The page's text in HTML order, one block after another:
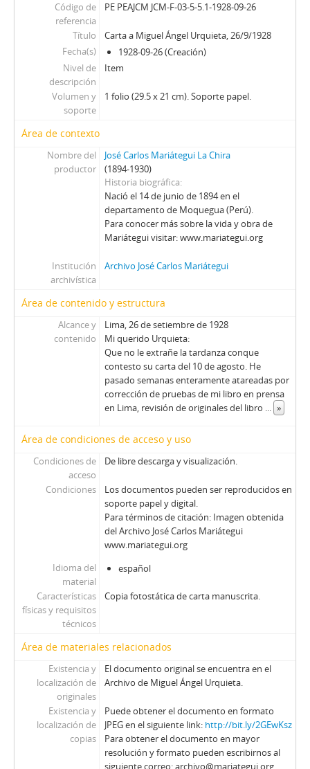
Código de
referencia
PE PEAJCM JCM-F-03-5-5.1-1928-09-26
Título
Carta a Miguel Ángel Urquieta, 26/9/1928
Fecha(s)
1928-09-26 (Creación)
Nivel de
descripción
Item
Volumen y
soporte
1 folio (29.5 x 21 cm). Soporte papel.
Área de contexto
Nombre del
productor
José Carlos Mariátegui La Chira
(1894-1930)
Historia biográfica
Nació el 14 de junio de 1894 en el
departamento de Moquegua (Perú).
Para conocer más sobre la vida y obra de
Mariátegui visitar: www.mariategui.org
Institución
archivística
Archivo José Carlos Mariátegui
Área de contenido y estructura
Alcance y
contenido
Lima, 26 de setiembre de 1928
Mi querido Urquieta:
Que no le extrañe la tardanza conque
contesto su carta del 10 de agosto. He
pasado semanas enteramente atareadas por
corrección de pruebas de mi libro en prensa
en Lima, revisión de originales del libro ... »
Área de condiciones de acceso y uso
Condiciones de
acceso
De libre descarga y visualización.
Condiciones
Los documentos pueden ser reproducidos en
soporte papel y digital.
Para términos de citación: Imagen obtenida
del Archivo José Carlos Mariátegui
www.mariategui.org
Idioma del
material
español
Características
físicas y requisitos
técnicos
Copia fotostática de carta manuscrita.
Área de materiales relacionados
Existencia y
localización de
originales
El documento original se encuentra en el
Archivo de Miguel Ángel Urquieta.
Existencia y
localización de
copias
Puede obtener el documento en formato
JPEG en el siguiente link: http://bit.ly/2GEwKsz
Para obtener el documento en mayor
resolución y formato pueden escribirnos al
siguiente correo: archivo@mariategui.org